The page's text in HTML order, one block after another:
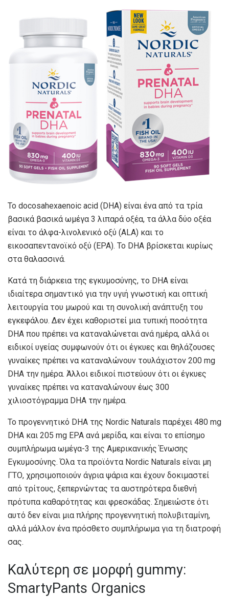
Το docosahexaenoic acid (DHA) είναι ένα από τα τρία
βασικά βασικά ωμέγα 3 λιπαρά οξέα, τα άλλα δύο οξέα
είναι το άλφα-λινολενικό οξύ (ALA) και το
εικοσαπεντανοϊκό οξύ (EPA). Το DHA βρίσκεται κυρίως
στα θαλασσινά.
Κατά τη διάρκεια της εγκυμοσύνης, το DHA είναι
ιδιαίτερα σημαντικό για την υγιή γνωστική και οπτική
λειτουργία του μωρού και τη συνολική ανάπτυξη του
εγκεφάλου. Δεν έχει καθοριστεί μια τυπική ποσότητα
DHA που πρέπει να καταναλώνεται ανά ημέρα, αλλά οι
ειδικοί υγείας συμφωνούν ότι οι έγκυες και θηλάζουσες
γυναίκες πρέπει να καταναλώνουν τουλάχιστον 200 mg
DHA την ημέρα. Άλλοι ειδικοί πιστεύουν ότι οι έγκυες
γυναίκες πρέπει να καταναλώνουν έως 300
χιλιοστόγραμμα DHA την ημέρα.
Το προγεννητικό DHA της Nordic Naturals παρέχει 480 mg
DHA και 205 mg EPA ανά μερίδα, και είναι το επίσημο
συμπλήρωμα ωμέγα-3 της Αμερικανικής Ένωσης
Εγκυμοσύνης. Όλα τα προϊόντα Nordic Naturals είναι μη
ΓΤΟ, χρησιμοποιούν άγρια ​​ψάρια και έχουν δοκιμαστεί
από τρίτους, ξεπερνώντας τα αυστηρότερα διεθνή
πρότυπα καθαρότητας και φρεσκάδας. Σημειώστε ότι
αυτό δεν είναι μια πλήρης προγεννητική πολυβιταμίνη,
αλλά μάλλον ένα πρόσθετο συμπλήρωμα για τη διατροφή
σας.
Καλύτερη σε μορφή gummy:
SmartyPants Organics